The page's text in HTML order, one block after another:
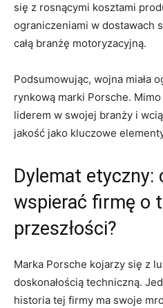
się z rosnącymi kosztami
ograniczeniami w‍ dostawach
całą ​branżę ‌motoryzacyjną.
Podsumowując, wojna miała
rynkową marki‍ Porsche.
liderem w swojej branży i
jakość jako ⁤kluczowe
Dylemat ‌etyczny:
wspierać ⁣firmę⁤ o
przeszłości?
Marka Porsche kojarzy ‌się z
doskonałością⁢ techniczną.
historia​ tej⁤ firmy ma swoje